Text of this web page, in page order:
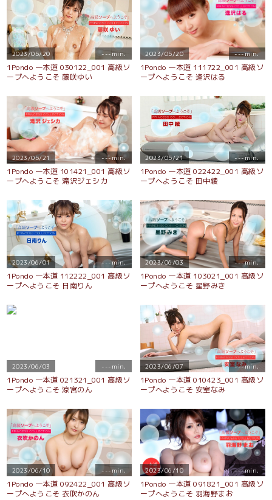
2023/05/20 ---min.
1Pondo 一本道 030122_001 高級ソ
ープへようこそ 藤咲ゆい
2023/05/20 ---min.
1Pondo 一本道 111722_001 高級ソ
ープへようこそ 逢沢はる
2023/05/21 ---min.
1Pondo 一本道 101421_001 高級ソ
ープへようこそ 滝沢ジェシカ
2023/05/21 ---min.
1Pondo 一本道 022422_001 高級ソ
ープへようこそ 田中綾
2023/06/01 ---min.
1Pondo 一本道 112222_001 高級ソ
ープへようこそ 日南りん
2023/06/03 ---min.
1Pondo 一本道 103021_001 高級ソ
ープへようこそ 星野みき
2023/06/03 ---min.
1Pondo 一本道 021321_001 高級ソ
ープへようこそ 涼宮のん
2023/06/07 ---min.
1Pondo 一本道 010423_001 高級ソ
ープへようこそ 安室なみ
2023/06/10 ---min.
1Pondo 一本道 092422_001 高級ソ
ープへようこそ 衣吹かのん
2023/06/10 ---min.
1Pondo 一本道 091821_001 高級ソ
ープへようこそ 羽海野まお